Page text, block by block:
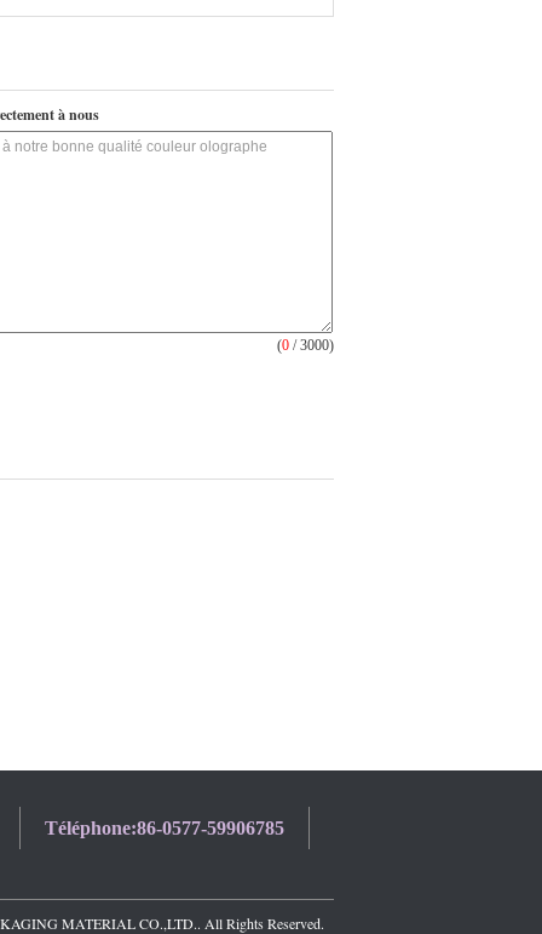
à nous
(0 / 3000)
Téléphone:86-0577-59906785
MATERIAL CO.,LTD.. All Rights Reserved.